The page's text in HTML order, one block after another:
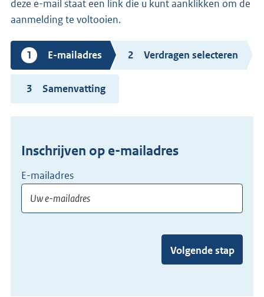
deze e-mail staat een link die u kunt aanklikken om de
aanmelding te voltooien.
Huidige
stap
E-mailadres Verdragen selecteren
Samenvatting
Inschrijven op e-mailadres
E-mailadres
Volgende stap